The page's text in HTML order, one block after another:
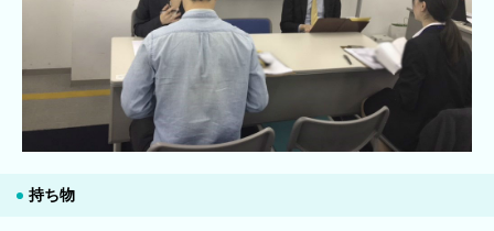
持ち物